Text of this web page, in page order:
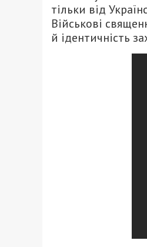
тільки від
Військові
й ідентичність